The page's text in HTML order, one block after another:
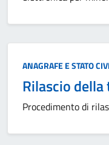
Categoria:
ANAGRAFE E STATO
Rilascio
Procedimento di